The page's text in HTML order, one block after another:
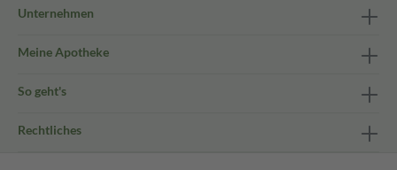
Unternehmen
Meine Apotheke
So geht's
Rechtliches